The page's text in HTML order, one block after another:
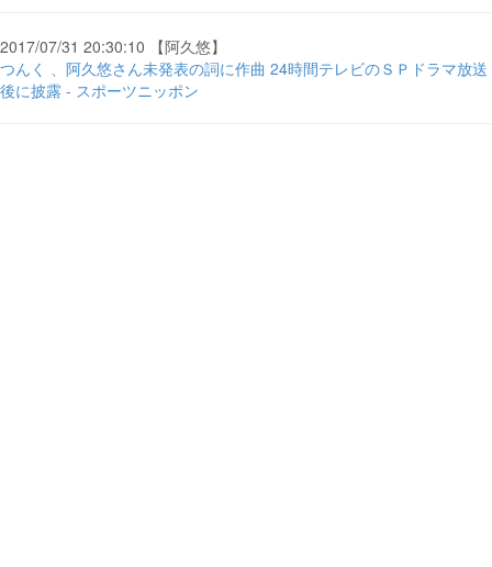
2017/07/31 20:30:10 【阿久悠】
つんく 、阿久悠さん未発表の詞に作曲 24時間テレビのＳＰドラマ放送
後に披露 - スポーツニッポン